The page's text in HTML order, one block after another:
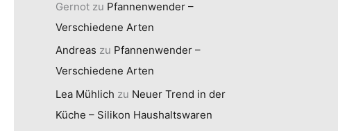
Gernotzu Pfannenwender –
Verschiedene Arten
Andreas zu Pfannenwender –
Verschiedene Arten
Lea Mühlich zu Neuer Trend in der
Küche – Silikon Haushaltswaren